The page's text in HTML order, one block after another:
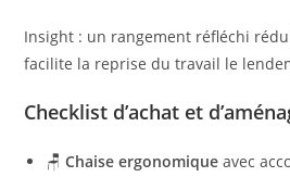
Insight : un rangement réfléchi
facilite la reprise du travail le
Checklist d’achat et
🪑Chaise ergonomique avec